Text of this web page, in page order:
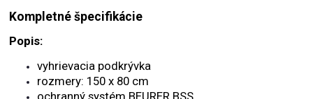
Kompletné špecifikácie
Popis:
vyhrievacia podkrývka
rozmery: 150 x 80 cm
ochranný systém BEURER BSS